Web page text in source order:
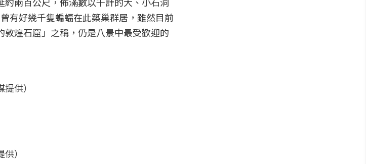
有好幾千隻蝙蝠在此築巢群居，雖然目前
煌石窟」之稱，仍是八景中最受歡迎的
供）
）